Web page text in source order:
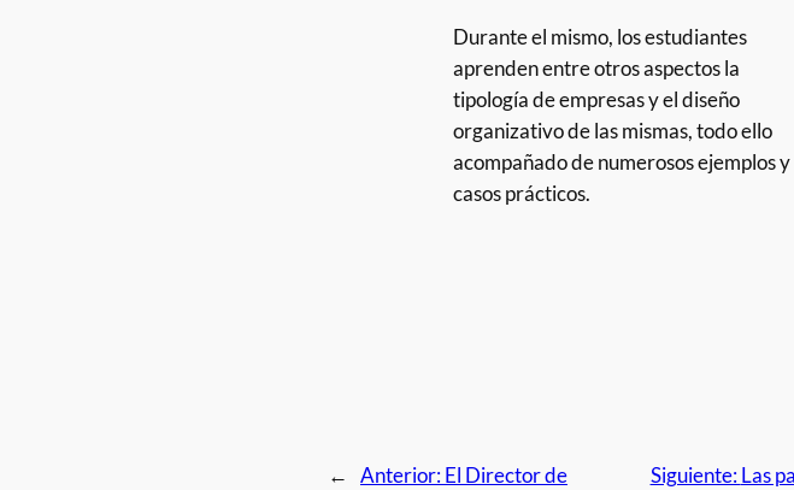
Durante el mismo, los estudiantes
aprenden entre otros aspectos la
tipología de empresas y el diseño
organizativo de las mismas, todo ello
acompañado de numerosos ejemplos y
casos prácticos.
← Anterior:El Director de
Siguiente:Las